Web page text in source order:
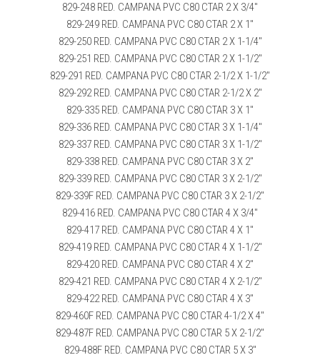
829-248 RED. CAMPANA PVC C80 CTAR 2 X 3/4″
829-249 RED. CAMPANA PVC C80 CTAR 2 X 1″
829-250 RED. CAMPANA PVC C80 CTAR 2 X 1-1/4″
829-251 RED. CAMPANA PVC C80 CTAR 2 X 1-1/2″
829-291 RED. CAMPANA PVC C80 CTAR 2-1/2 X 1-1/2″
829-292 RED. CAMPANA PVC C80 CTAR 2-1/2 X 2″
829-335 RED. CAMPANA PVC C80 CTAR 3 X 1″
829-336 RED. CAMPANA PVC C80 CTAR 3 X 1-1/4″
829-337 RED. CAMPANA PVC C80 CTAR 3 X 1-1/2″
829-338 RED. CAMPANA PVC C80 CTAR 3 X 2″
829-339 RED. CAMPANA PVC C80 CTAR 3 X 2-1/2″
829-339F RED. CAMPANA PVC C80 CTAR 3 X 2-1/2″
829-416 RED. CAMPANA PVC C80 CTAR 4 X 3/4″
829-417 RED. CAMPANA PVC C80 CTAR 4 X 1″
829-419 RED. CAMPANA PVC C80 CTAR 4 X 1-1/2″
829-420 RED. CAMPANA PVC C80 CTAR 4 X 2″
829-421 RED. CAMPANA PVC C80 CTAR 4 X 2-1/2″
829-422 RED. CAMPANA PVC C80 CTAR 4 X 3″
829-460F RED. CAMPANA PVC C80 CTAR 4-1/2 X 4″
829-487F RED. CAMPANA PVC C80 CTAR 5 X 2-1/2″
829-488F RED. CAMPANA PVC C80 CTAR 5 X 3″